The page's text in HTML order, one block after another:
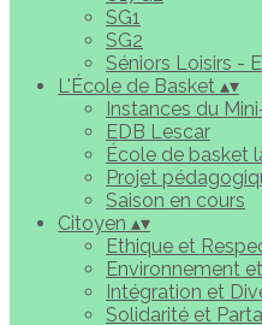
SG1
SG2
Séniors Loisirs -
L'École de Basket ▴▾
Instances du
EDB Lescar
École de basket
Projet
Saison en cours
Citoyen ▴▾
Ethique et
Environnement
Intégration et
Solidarité et